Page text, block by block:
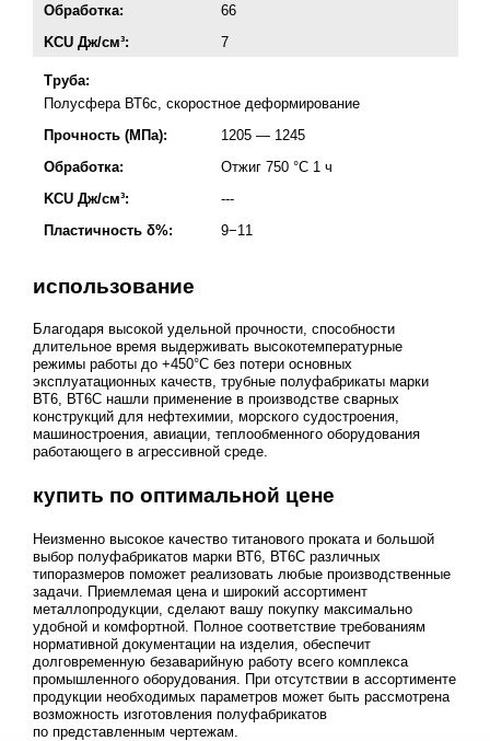
Обработка:
66
KCU Дж/см³:
7
Труба:
Полусфера ВТ6с, скоростное деформирование
Прочность (МПа):
1205 — 1245
Обработка:
Отжиг 750 °C 1 ч
KCU Дж/см³:
---
Пластичность δ%:
9−11
использование
Благодаря высокой удельной прочности, способности
длительное время выдерживать высокотемпературные
режимы работы до +450°С без потери основных
эксплуатационных качеств, трубные полуфабрикаты марки
ВТ6, ВТ6С нашли применение в производстве сварных
конструкций для нефтехимии, морского судостроения,
машиностроения, авиации, теплообменного оборудования
работающего в агрессивной среде.
купить по оптимальной цене
Неизменно высокое качество титанового проката и большой
выбор полуфабрикатов марки ВТ6, ВТ6С различных
типоразмеров поможет реализовать любые производственные
задачи. Приемлемая цена и широкий ассортимент
металлопродукции, сделают вашу покупку максимально
удобной и комфортной. Полное соответствие требованиям
нормативной документации на изделия, обеспечит
долговременную безаварийную работу всего комплекса
промышленного оборудования. При отсутствии в ассортименте
продукции необходимых параметров может быть рассмотрена
возможность изготовления полуфабрикатов
по представленным чертежам.